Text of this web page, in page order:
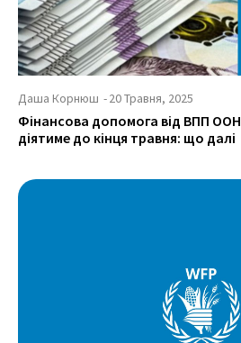
Даша Корнюш -20 Травня, 2025
Фінансова допомога від ВПП ООН
діятиме до кінця травня: що далі